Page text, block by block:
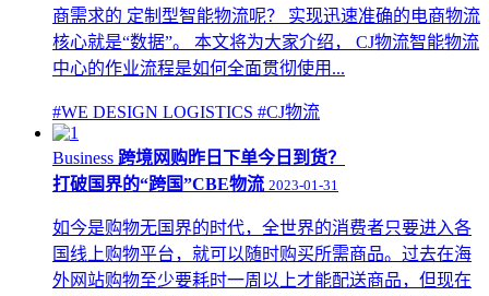
商需求的 定制型智能物流呢？ 实现迅速准确的电商物流
核心就是“数据”。 本文将为大家介绍， CJ物流智能物流
中心的作业流程是如何全面贯彻使用...
#WE DESIGN LOGISTICS #CJ物流
Business 跨境网购昨日下单今日到货？
打破国界的“跨国”CBE物流 2023-01-31
如今是购物无国界的时代，全世界的消费者只要进入各
国线上购物平台，就可以随时购买所需商品。过去在海
外网站购物至少要耗时一周以上才能配送商品，但现在